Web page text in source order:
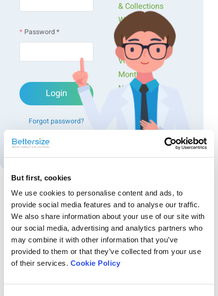
But first, cookies
We use cookies to personalise content and ads, to
provide social media features and to analyse our traffic.
We also share information about your use of our site with
our social media, advertising and analytics partners who
may combine it with other information that you’ve
provided to them or that they’ve collected from your use
of their services. Cookie Policy
Bettersizer 2600
Bettersizer 2600による測定事例
（乾式分散モジュール搭載）
径分布を評価しました。
び逆フーリエ光学系を組み合わせた独自設計
り、前方・側方・後方散乱光を同時に高精度で検出しま
す。さらに、傾斜サンプルセルの採用により、内部全反射
の影響を抑え、広範囲の測定と高解像度を両立していま
す。この技術により、脂肪球やカゼイン粒子の分布、およ
びそれらの相互作用に関する詳細な評価が可能です。
Password *
Login
Forgot password?
Create an account
& Collections
Webinars &
Workshops
Presentations &
Videos
Monthly
Newsletters
Exclusive Events...
Recommended articles
共重合ラテックスサンプルの粒径およびゼータ電
位の評価
本アプリケーションノートでは、BeNano 90 Zeta を使用し、2種類の
スチレン-ブタジエン共重合体ラテックスの粒径とゼータ電位を測定し
シリコンカーバイド研磨材の品質検査におけるレ